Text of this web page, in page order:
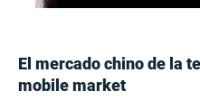
El mercado chino de la
mobile market